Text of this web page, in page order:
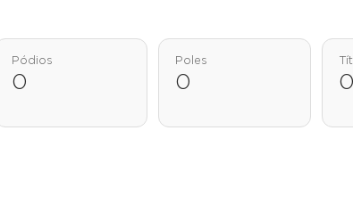
Pódios
0
Poles
0 0